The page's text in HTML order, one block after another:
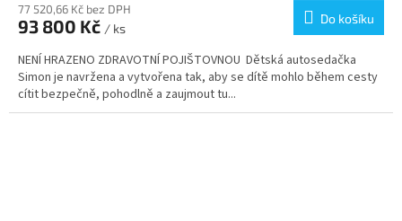
produktu
je
z
5
hvězdiček.
77 520,66 Kč bez DPH
93 800 Kč / ks
Do košíku
NENÍ HRAZENO ZDRAVOTNÍ POJIŠTOVNOU Dětská autosedačka
Simon je navržena a vytvořena tak, aby se dítě mohlo během cesty
cítit bezpečně, pohodlně a zaujmout tu...